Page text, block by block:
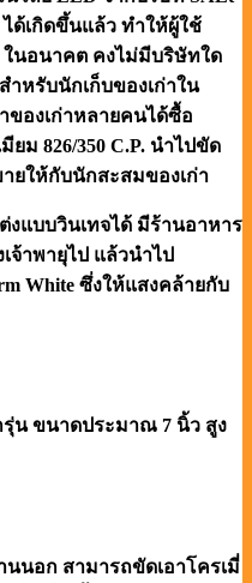
ได้เกิดขึ้นแล้ว ทำให้ผู้ใช้
ในอนาคต คงไม่มีบริษัทใด
หรับนักเก็บของเก่าใน
องเก่าหลายคนได้ซื้อ
ยม 826/350 C.P. นำไปขัด
ยให้กับนักสะสมของเก่า
งแบบวินเทจได้ มีร้านอาหาร
จ้าพายุไป แล้วนำไป
White ซึ่งให้แสงคล้ายกับ
รุ่น ขนาดประมาณ 7 นิ้ว สูง
นนอก สามารถขัดเอาโครเมี่